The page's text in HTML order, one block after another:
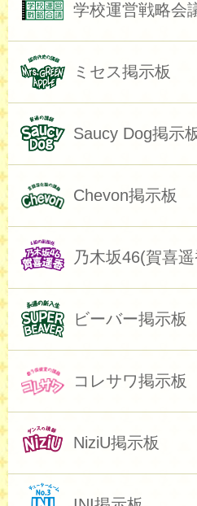
学校運営戦略会
ミセス掲示板
Saucy Dog掲示
Chevon掲示板
乃木坂46(賀喜
ビーバー掲示板
コレサワ掲示板
NiziU掲示板